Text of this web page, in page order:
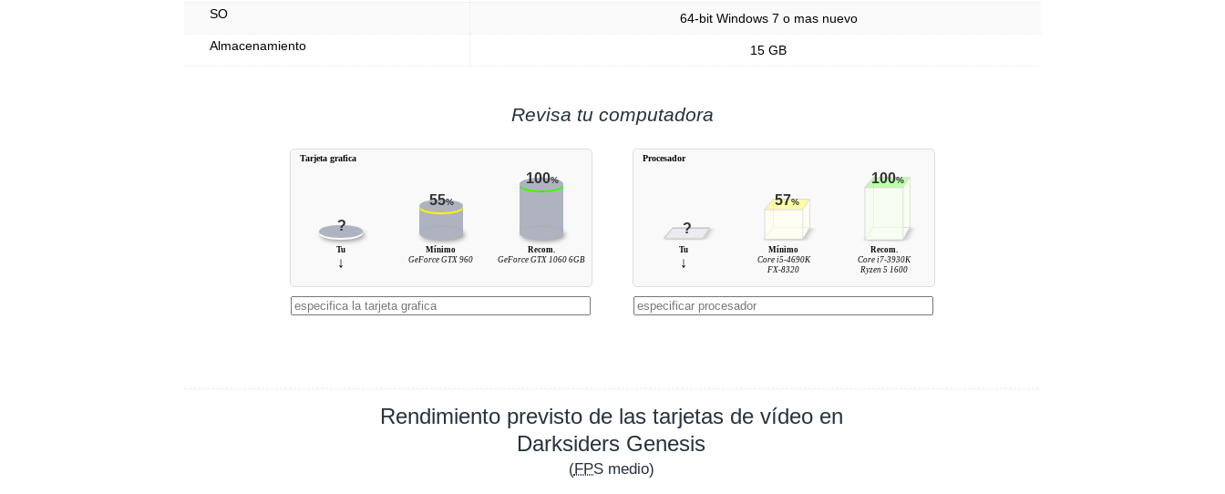
SO
64-bit Windows 7 o mas nuevo
Almacenamiento
15 GB
Revisa tu computadora
?
55%
100%
Tu
↓
Mínimo
GeForce GTX 960
Recom.
GeForce GTX 1060 6GB
Tarjeta grafica
?
57%
100%
Tu
↓
Mínimo
Core i5-4690K
FX-8320
Recom.
Core i7-3930K
Ryzen 5 1600
Procesador
Rendimiento previsto de las tarjetas de vídeo en
Darksiders Genesis
(FPSmedio)